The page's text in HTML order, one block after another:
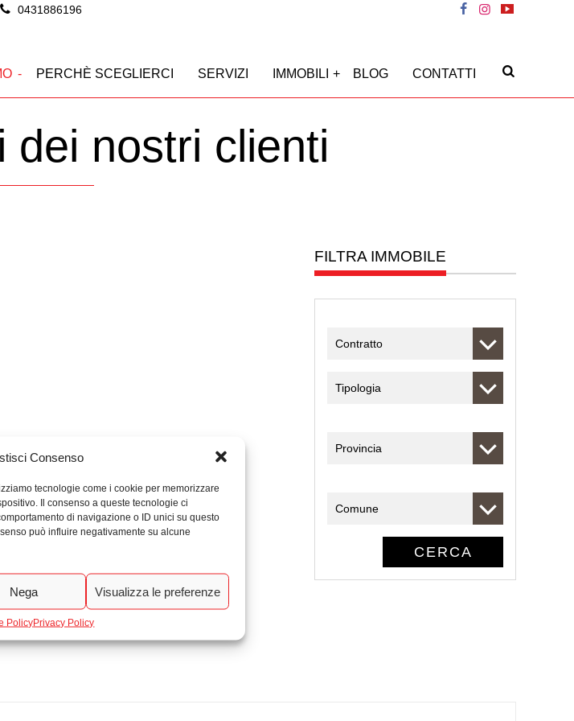
Consenso
tecnologie come i cookie per memorizzare
Il consenso a queste tecnologie ci
di navigazione o ID unici su questo
può influire negativamente su alcune
Nega Visualizza le preferenze
PolicyPrivacy Policy
0431886196
PERCHÈ SCEGLIERCI SERVIZI IMMOBILI BLOG CONTATTI
dei nostri clienti
FILTRA IMMOBILE